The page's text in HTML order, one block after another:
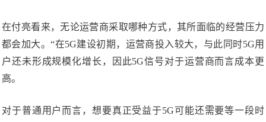
在付亮看来，无论运营商采取哪种方式，其所面临的经营压力
都会加大。“在5G建设初期，运营商投入较大，与此同时5G用
户还未形成规模化增长，因此5G信号对于运营商而言成本更
高。
对于普通用户而言，想要真正受益于5G可能还需要等一段时